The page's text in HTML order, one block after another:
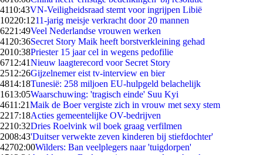
4110:43VN-Veiligheidsraad stemt voor ingrijpen Libië
10220:1211-jarig meisje verkracht door 20 mannen
6221:49Veel Nederlandse vrouwen werken
41 20:36Secret Story Maik heeft borstverkleining gehad
2010:38Priester 15 jaar cel in wegens pedofilie
6712:41Nieuw laagterecord voor Secret Story
2512:26Gijzelnemer eist tv-interview en bier
4814:18Tunesië: 258 miljoen EU-hulpgeld belachelijk
1613:05Waarschuwing: 'tragisch einde' Suu Kyi
4611:21Maik de Boer vergiste zich in vrouw met sexy stem
2217:18Acties gemeentelijke OV-bedrijven
2210:32Dries Roelvink wil boek graag verfilmen
2008:43'Duitser verwekte zeven kinderen bij stiefdochter'
42702:00Wilders: Ban veelplegers naar 'tuigdorpen'